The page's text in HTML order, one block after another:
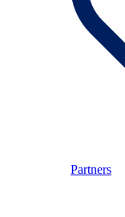
Partners